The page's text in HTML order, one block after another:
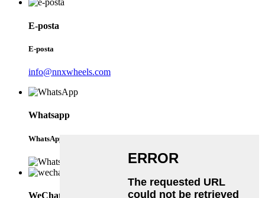
E-posta
E-posta
info@nnxwheels.com
Whatsapp
WhatsApp
WeChat